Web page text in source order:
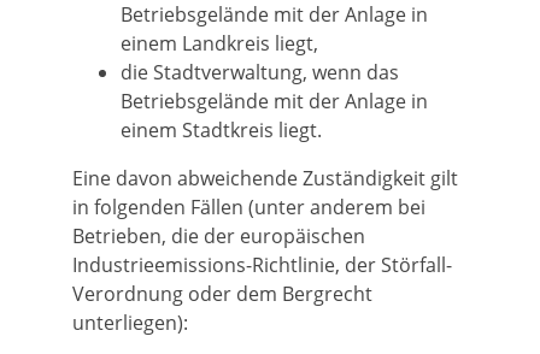
Betriebsgelände mit der Anlage in
einem Landkreis liegt,
die Stadtverwaltung, wenn das
Betriebsgelände mit der Anlage in
einem Stadtkreis liegt.
Eine davon abweichende Zuständigkeit gilt
in folgenden Fällen (unter anderem bei
Betrieben, die der europäischen
Industrieemissions-Richtlinie, der Störfall-
Verordnung oder dem Bergrecht
unterliegen):